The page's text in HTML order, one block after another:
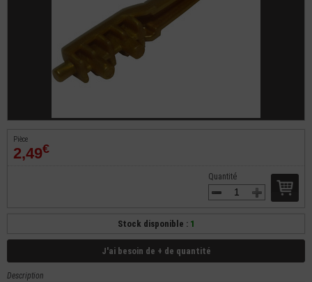
Pièce
2,49€
Quantité
Stock disponible : 1
J'ai besoin de + de quantité
Description